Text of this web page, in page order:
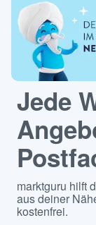
Jede
marktguru hilft
aus deiner
kostenfrei.